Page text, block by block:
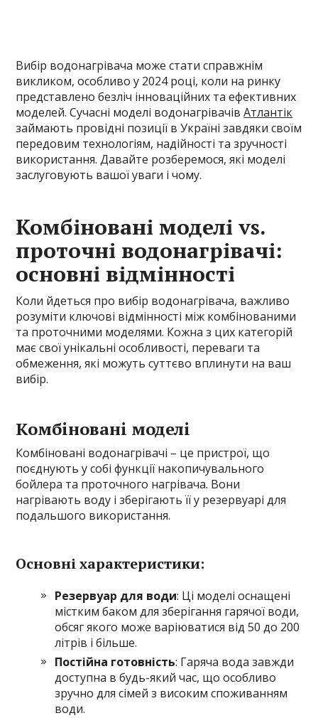
Вибір водонагрівача може стати справжнім
викликом, особливо у 2024 році, коли на ринку
представлено безліч інноваційних та ефективних
моделей. Сучасні моделі водонагрівачівАтлантік
займають провідні позиції в Україні завдяки своїм
передовим технологіям, надійності та зручності
використання. Давайте розберемося, які моделі
заслуговують вашої уваги і чому.
Комбіновані моделі vs.
проточні водонагрівачі:
основні відмінності
Коли йдеться про вибір водонагрівача, важливо
розуміти ключові відмінності між комбінованими
та проточними моделями. Кожна з цих категорій
має свої унікальні особливості, переваги та
обмеження, які можуть суттєво вплинути на ваш
вибір.
Комбіновані моделі
Комбіновані водонагрівачі – це пристрої, що
поєднують у собі функції накопичувального
бойлера та проточного нагрівача. Вони
нагрівають воду і зберігають її у резервуарі для
подальшого використання.
Основні характеристики:
Резервуар для води: Ці моделі оснащені
містким баком для зберігання гарячої води,
обсяг якого може варіюватися від 50 до 200
літрів і більше.
Постійна готовність: Гаряча вода завжди
доступна в будь-який час, що особливо
зручно для сімей з високим споживанням
води.